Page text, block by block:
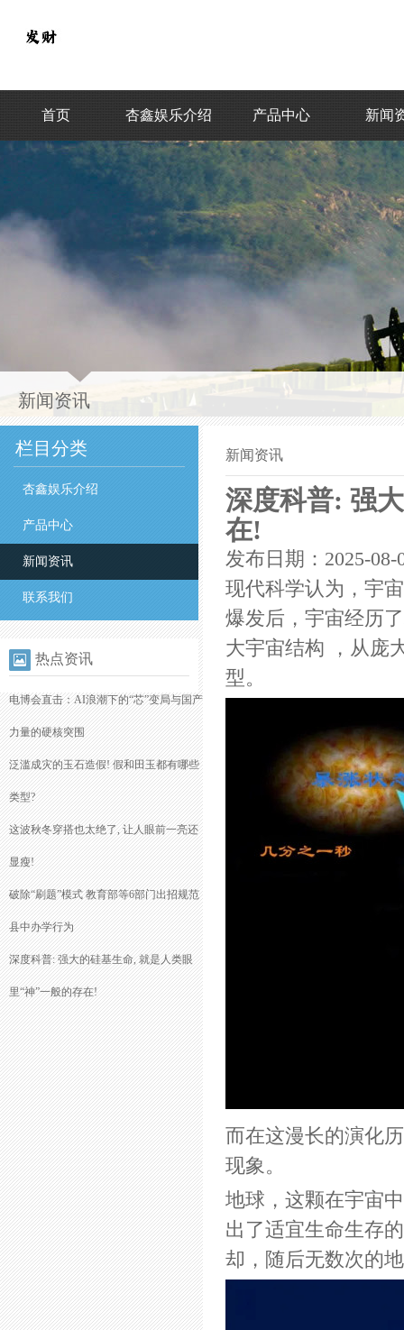
首页 杏鑫娱乐介绍 产品中心 新闻
新闻资讯
栏目分类
杏鑫娱乐介绍
产品中心
新闻资讯
联系我们
热点资讯
电博会直击：AI浪潮下的“芯”变局与国产
力量的硬核突围
泛滥成灾的玉石造假! 假和田玉都有哪些
类型?
这波秋冬穿搭也太绝了, 让人眼前一亮还
显瘦!
破除“刷题”模式 教育部等6部门出招规范
县中办学行为
深度科普: 强大的硅基生命, 就是人类眼
里“神”一般的存在!
新闻资讯
深度科普: 强
在!
发布日期：2025-
现代科学认为，宇
爆发后，宇宙经历
大宇宙结构 ，从庞
型。
而在这漫长的演化
现象。
地球，这颗在宇宙
出了适宜生命生存
却，随后无数次的